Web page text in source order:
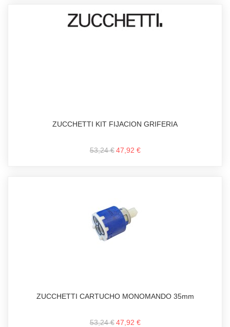
ZUCCHETTI KIT FIJACION GRIFERIA
53,24 € 47,92 €
ZUCCHETTI CARTUCHO MONOMANDO 35mm
53,24 € 47,92 €